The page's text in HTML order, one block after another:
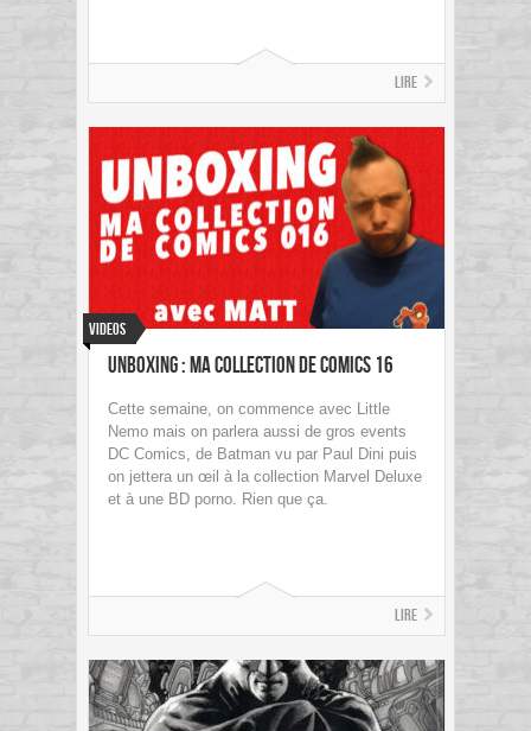
Lire
Videos
Unboxing : ma collection de comics 16
Cette semaine, on commence avec Little
Nemo mais on parlera aussi de gros events
DC Comics, de Batman vu par Paul Dini puis
on jettera un œil à la collection Marvel Deluxe
et à une BD porno. Rien que ça.
Lire